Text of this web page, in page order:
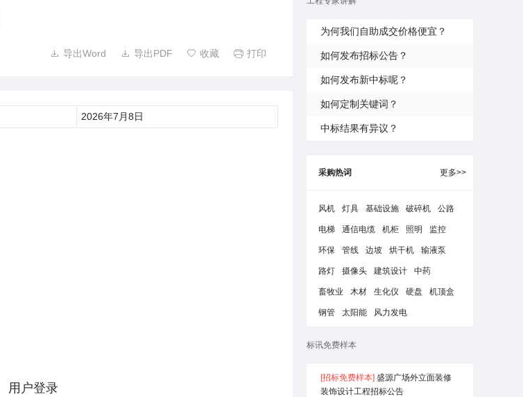
 导出Word  导出PDF  收藏  打印
2026年7月8日
用户登录
为何我们自助成交价格便宜？
如何发布招标公告？
如何发布新中标呢？
如何定制关键词？
中标结果有异议？
采购热词 更多>>
风机 灯具 基础设施 破碎机 公路
电梯 通信电缆 机柜 照明 监控
环保 管线 边坡 烘干机 输液泵
路灯 摄像头 建筑设计 中药
畜牧业 木材 生化仪 硬盘 机顶盒
钢管 太阳能 风力发电
标讯免费样本
[招标免费样本] 盛源广场外立面装修
装饰设计工程招标公告